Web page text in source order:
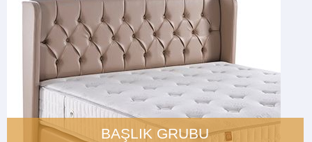
BAŞLIK GRUBU